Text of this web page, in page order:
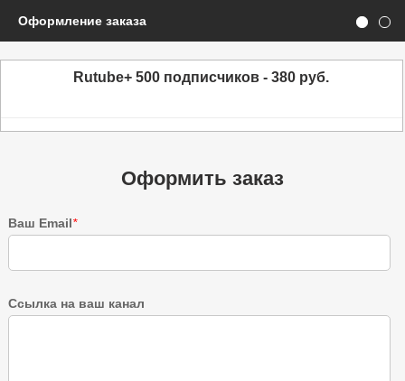
Оформление заказа
Оформить заказ
Ваш Email*
Ссылка на ваш канал
Rutube+ 500 подписчиков - 380 руб.